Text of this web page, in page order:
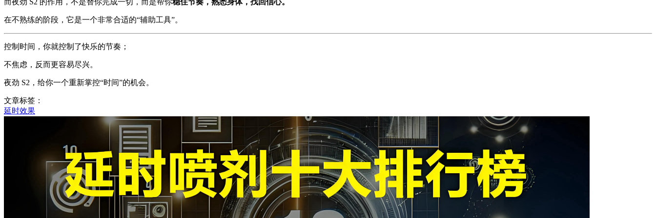
在不熟练的阶段，它是一个非常合适的“辅助工具”。
控制时间，你就控制了快乐的节奏；
不焦虑，反而更容易尽兴。
夜劲 S2，给你一个重新掌控“时间”的机会。
文章标签：
延时效果